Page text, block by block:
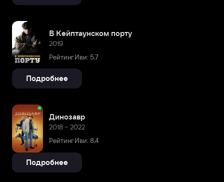
В Кейптаунском порту
2019
Рейтинг Иви: 5,7
Подробнее
Динозавр
2018 – 2022
Рейтинг Иви: 8,4
Подробнее